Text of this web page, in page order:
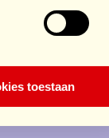
toestaan